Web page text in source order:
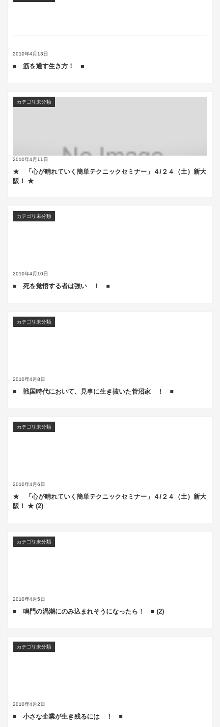
2010年4月13日
■ 筋を通す生き方！ ■
2010年4月11日
カテゴリ未分類
★ 「心が晴れていく簡単テクニックセミナー」４/２４（土）新大
阪！ ★
2010年4月10日
カテゴリ未分類
■ 死を覚悟する者は強い ！ ■
2010年4月8日
カテゴリ未分類
■ 戦国時代において、見事に生き抜いた菅沼家 ！ ■
2010年4月6日
カテゴリ未分類
★ 「心が晴れていく簡単テクニックセミナー」４/２４（土）新大
阪！ ★ (2)
2010年4月5日
カテゴリ未分類
■ 鳴門の渦潮にのみ込まれそうになったら！ ■ (2)
2010年4月2日
カテゴリ未分類
■ 小さな企業が生き残るには ！ ■